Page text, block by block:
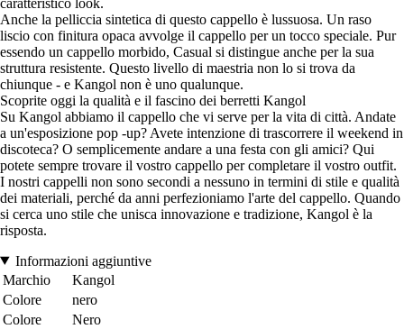
Anche la pelliccia sintetica di questo cappello è lussuosa. Un raso
liscio con finitura opaca avvolge il cappello per un tocco speciale. Pur
essendo un cappello morbido, Casual si distingue anche per la sua
struttura resistente. Questo livello di maestria non lo si trova da
chiunque - e Kangol non è uno qualunque.
Scoprite oggi la qualità e il fascino dei berretti Kangol
Su Kangol abbiamo il cappello che vi serve per la vita di città. Andate
a un'esposizione pop -up? Avete intenzione di trascorrere il weekend in
discoteca? O semplicemente andare a una festa con gli amici? Qui
potete sempre trovare il vostro cappello per completare il vostro outfit.
I nostri cappelli non sono secondi a nessuno in termini di stile e qualità
dei materiali, perché da anni perfezioniamo l'arte del cappello. Quando
si cerca uno stile che unisca innovazione e tradizione, Kangol è la
risposta.
Informazioni aggiuntive
Marchio
Kangol
Colore
nero
Colore
Nero